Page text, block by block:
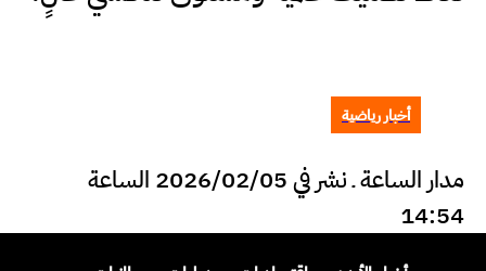
أخبار رياضية
مدار الساعة ـ نشر في 2026/02/05 الساعة
14:54